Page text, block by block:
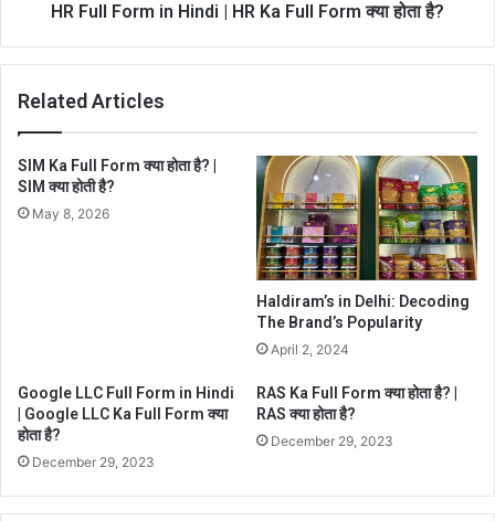
HR Full Form in Hindi | HR Ka Full Form क्या होता है?
Related Articles
SIM Ka Full Form क्या होता है? |
SIM क्या होती है?
May 8, 2026
Haldiram’s in Delhi: Decoding
The Brand’s Popularity
April 2, 2024
Google LLC Full Form in Hindi
| Google LLC Ka Full Form क्या
होता है?
December 29, 2023
RAS Ka Full Form क्या होता है? |
RAS क्या होता है?
December 29, 2023